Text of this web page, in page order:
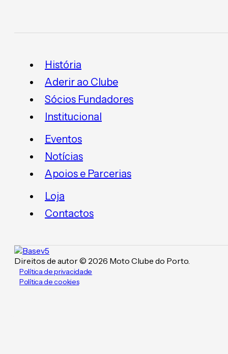
História
Aderir ao Clube
Sócios Fundadores
Institucional
Eventos
Notícias
Apoios e Parcerias
Loja
Contactos
Direitos de autor © 2026 Moto Clube do Porto.
Política de privacidade
Política de cookies